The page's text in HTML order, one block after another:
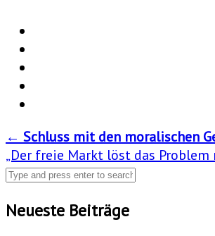
Post
navigation
← Schluss mit den moralischen
„Der freie Markt löst das Problem
Neueste Beiträge